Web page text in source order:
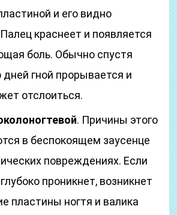
и его видно
краснеет и появляется
боль. Обычно спустя
дней гной прорывается и
отслоиться.
. Причины этого
в беспокоящем заусенце
повреждениях. Если
проникнет, возникнет
пластины ногтя и валика